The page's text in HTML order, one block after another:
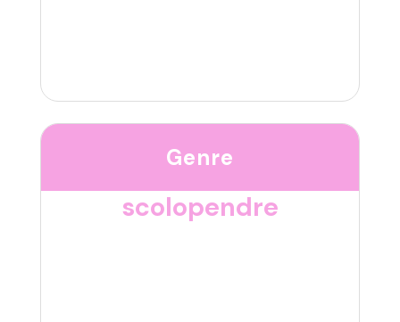
Genre
scolopendre